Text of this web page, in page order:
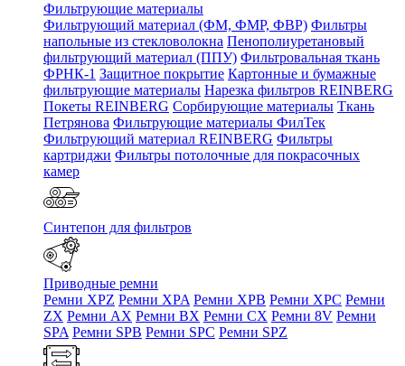
Фильтрующие материалы
Фильтрующий материал (ФМ, ФМР, ФВР) Фильтры
напольные из стекловолокна Пенополиуретановый
фильтрующий материал (ППУ) Фильтровальная ткань
ФРНК-1 Защитное покрытие Картонные и бумажные
фильтрующие материалы Нарезка фильтров REINBERG
Покеты REINBERG Сорбирующие материалы Ткань
Петрянова Фильтрующие материалы ФилТек
Фильтрующий материал REINBERG Фильтры
картриджи Фильтры потолочные для покрасочных
камер
Синтепон для фильтров
Приводные ремни
Ремни XPZ Ремни XPA Ремни XPB Ремни XPC Ремни
ZX Ремни AX Ремни BX Ремни CX Ремни 8V Ремни
SPA Ремни SPB Ремни SPC Ремни SPZ